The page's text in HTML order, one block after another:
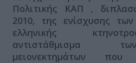
Πολιτικής ΚΑΠ ,
2010, της ενίσχυσης
ελληνικής
αντιστάθμισμα
μειονεκτημάτων